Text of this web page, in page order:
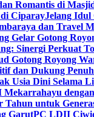
Romantis di
CiparayJelang Idul
dan Travel
Gelar Gotong
Sinergi Perkuat
Gotong Royong
dan Dukung
Usia Dini Selama
dengan
untuk
GarutPC LDII